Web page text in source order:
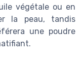
végétale ou en
la peau, tandis
une poudre